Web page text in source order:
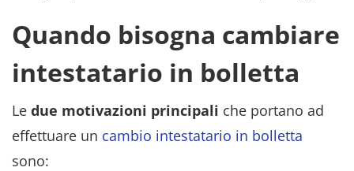
Quando bisogna cambiare
intestatario in bolletta
Le due motivazioni principali che portano ad
effettuare un cambio intestatario in bolletta
sono: